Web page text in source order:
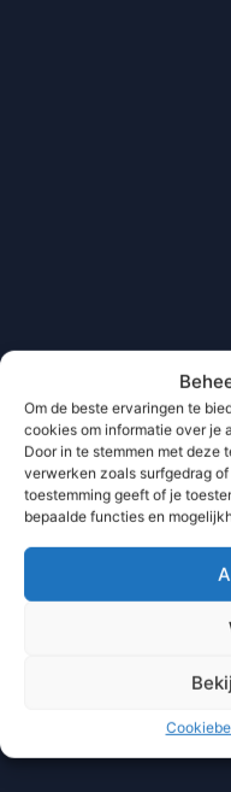
Om de beste ervaringen te
cookies om informatie over je
Door in te stemmen met deze
verwerken zoals surfgedrag of
toestemming geeft of je
bepaalde functies en